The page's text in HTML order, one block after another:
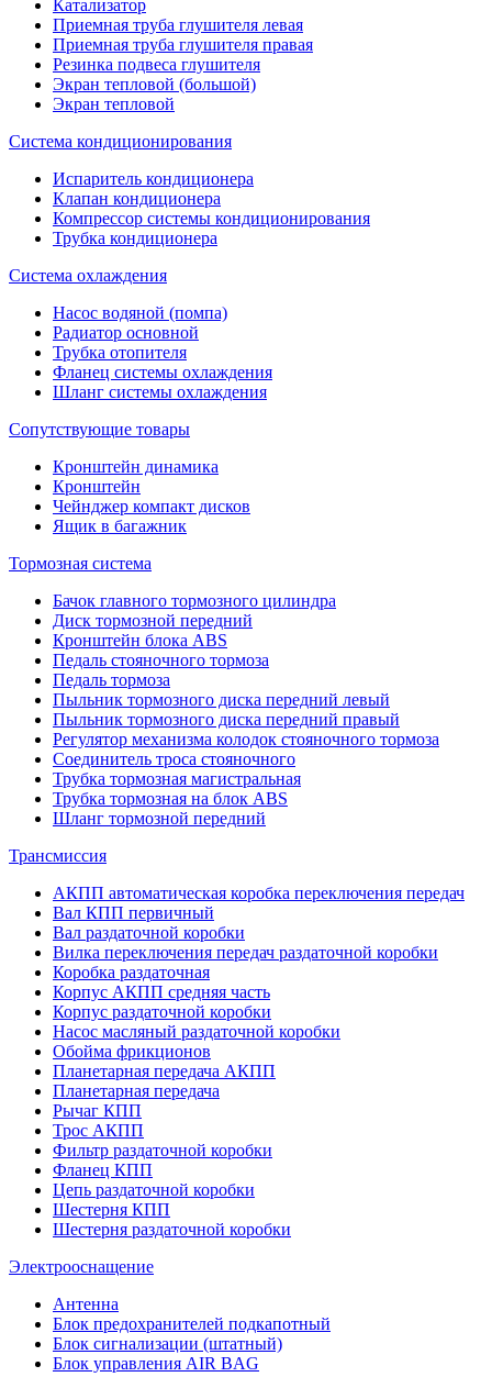
Катализатор
Приемная труба глушителя левая
Приемная труба глушителя правая
Резинка подвеса глушителя
Экран тепловой (большой)
Экран тепловой
Система кондиционирования
Испаритель кондиционера
Клапан кондиционера
Компрессор системы кондиционирования
Трубка кондиционера
Система охлаждения
Насос водяной (помпа)
Радиатор основной
Трубка отопителя
Фланец системы охлаждения
Шланг системы охлаждения
Сопутствующие товары
Кронштейн динамика
Кронштейн
Чейнджер компакт дисков
Ящик в багажник
Тормозная система
Бачок главного тормозного цилиндра
Диск тормозной передний
Кронштейн блока ABS
Педаль стояночного тормоза
Педаль тормоза
Пыльник тормозного диска передний левый
Пыльник тормозного диска передний правый
Регулятор механизма колодок стояночного тормоза
Соединитель троса стояночного
Трубка тормозная магистральная
Трубка тормозная на блок ABS
Шланг тормозной передний
Трансмиссия
АКПП автоматическая коробка переключения передач
Вал КПП первичный
Вал раздаточной коробки
Вилка переключения передач раздаточной коробки
Коробка раздаточная
Корпус АКПП средняя часть
Корпус раздаточной коробки
Насос масляный раздаточной коробки
Обойма фрикционов
Планетарная передача АКПП
Планетарная передача
Рычаг КПП
Трос АКПП
Фильтр раздаточной коробки
Фланец КПП
Цепь раздаточной коробки
Шестерня КПП
Шестерня раздаточной коробки
Электрооснащение
Антенна
Блок предохранителей подкапотный
Блок сигнализации (штатный)
Блок управления AIR BAG